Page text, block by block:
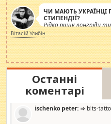
ЧИ МАЮТЬ УКРАЇНЦІ
СТИПЕНДІЇ?
Рідко пишу лонгріди
просто дістало!
навколо
роздувається ще одна
Віталій Улибін
Останні
коментарі
ischenko peter: ⇒ blts-